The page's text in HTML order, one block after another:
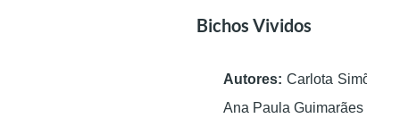
Bichos Vividos
Autores: Carlota Simões;
Ana Paula Guimarães